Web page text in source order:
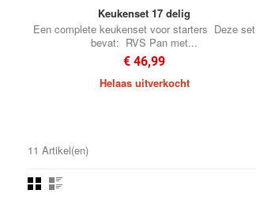
Keukenset 17 delig
Een complete keukenset voor starters Deze set
bevat: RVS Pan met...
€ 46,99
Helaas uitverkocht
11 Artikel(en)